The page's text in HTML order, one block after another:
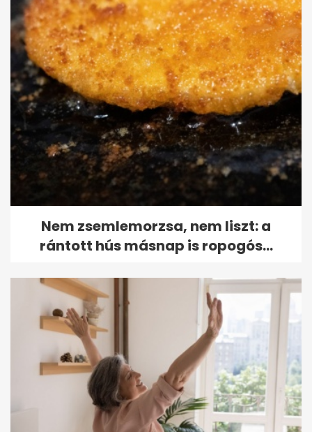
Nem zsemlemorzsa, nem liszt: a
rántott hús másnap is ropogós...